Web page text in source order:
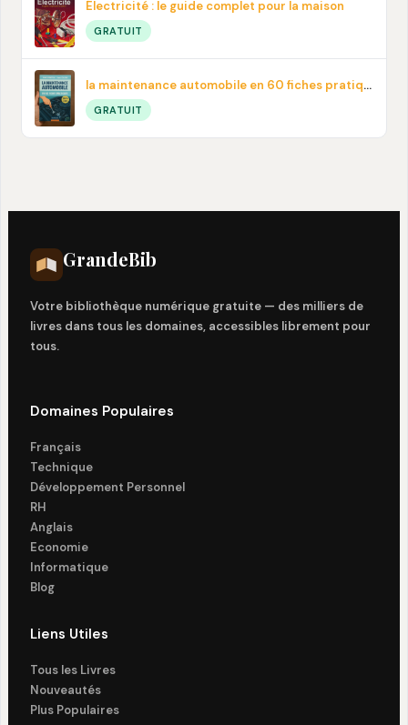
Électricité : le guide complet pour la maison
GRATUIT
la maintenance automobile en 60 fiches pratiques en PDF
GRATUIT
GrandeBib
Votre bibliothèque numérique gratuite — des milliers de
livres dans tous les domaines, accessibles librement pour
tous.
Domaines Populaires
Français
Technique
Développement Personnel
RH
Anglais
Economie
Informatique
Blog
Liens Utiles
Tous les Livres
Nouveautés
Plus Populaires